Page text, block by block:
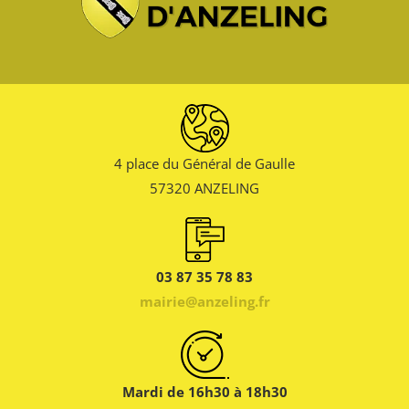
4 place du Général de Gaulle
57320 ANZELING
03 87 35 78 83
mairie@anzeling.fr
Mardi de 16h30 à 18h30